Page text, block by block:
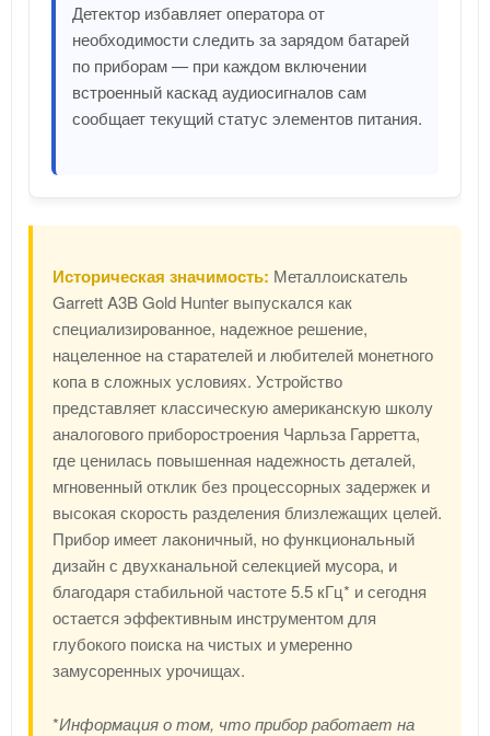
Детектор избавляет оператора от
необходимости следить за зарядом батарей
по приборам — при каждом включении
встроенный каскад аудиосигналов сам
сообщает текущий статус элементов питания.
Историческая значимость: Металлоискатель
Garrett A3B Gold Hunter выпускался как
специализированное, надежное решение,
нацеленное на старателей и любителей монетного
копа в сложных условиях. Устройство
представляет классическую американскую школу
аналогового приборостроения Чарльза Гарретта,
где ценилась повышенная надежность деталей,
мгновенный отклик без процессорных задержек и
высокая скорость разделения близлежащих целей.
Прибор имеет лаконичный, но функциональный
дизайн с двухканальной селекцией мусора, и
благодаря стабильной частоте 5.5 кГц* и сегодня
остается эффективным инструментом для
глубокого поиска на чистых и умеренно
замусоренных урочищах.
*Информация о том, что прибор работает на